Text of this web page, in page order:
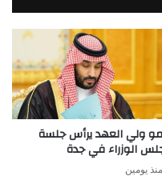
ولي العهد يرأس جلسة
الوزراء في جدة
منذ يومين